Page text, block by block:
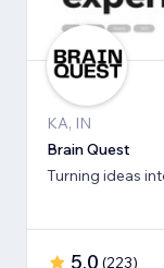
KA, IN
Brain Quest
Turning ideas
5,0 (223)